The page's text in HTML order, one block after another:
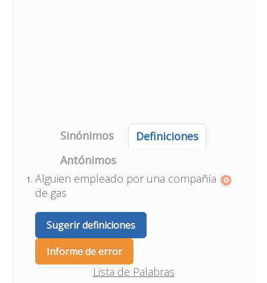
Sinónimos
Definiciones
Antónimos
Alguien empleado por una compañía
de gas
Sugerir definiciones
Informe de error
Lista de Palabras